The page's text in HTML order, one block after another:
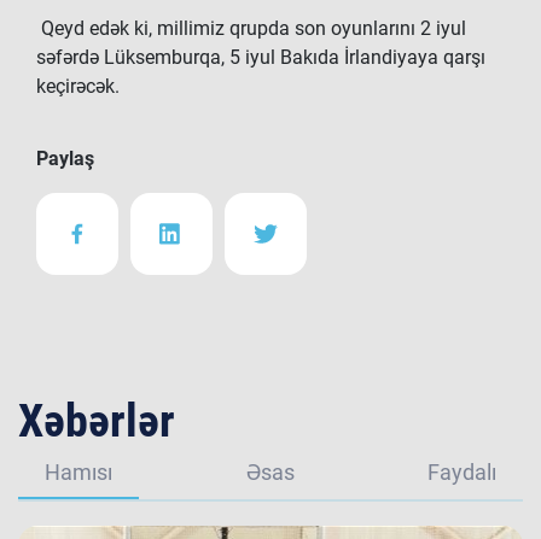
Qeyd edək ki, millimiz qrupda son oyunlarını 2 iyul
səfərdə Lüksemburqa, 5 iyul Bakıda İrlandiyaya qarşı
keçirəcək.
Paylaş
Xəbərlər
Hamısı Əsas Faydalı